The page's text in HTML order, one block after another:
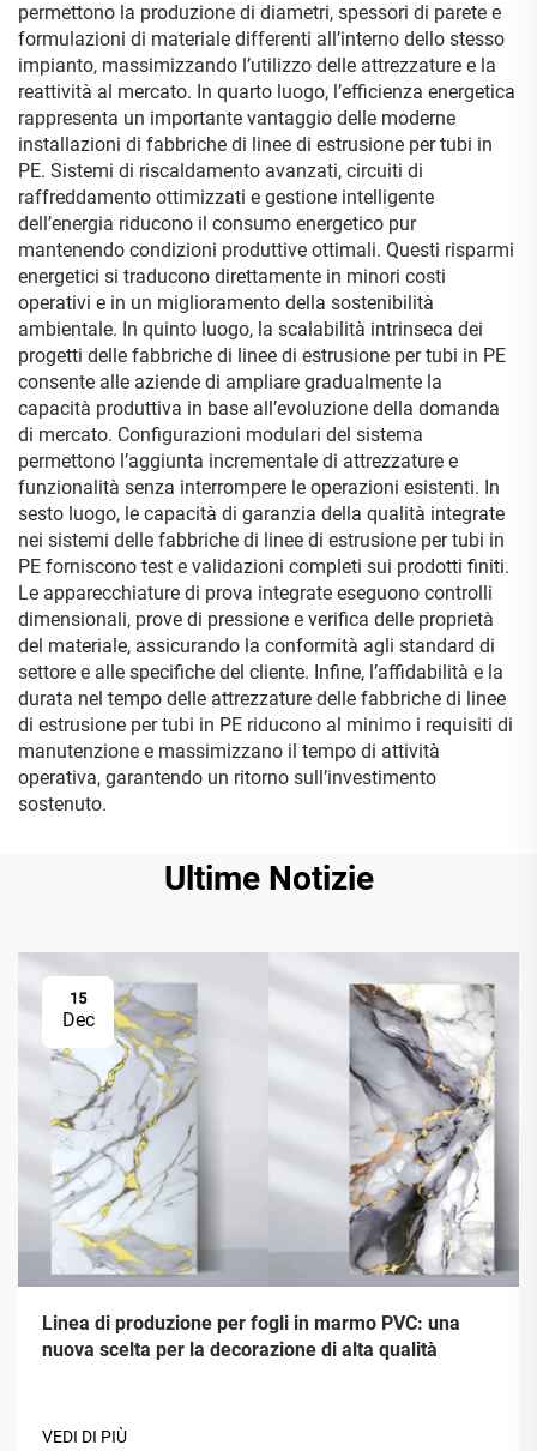
permettono la produzione di diametri, spessori di parete e
formulazioni di materiale differenti all’interno dello stesso
impianto, massimizzando l’utilizzo delle attrezzature e la
reattività al mercato. In quarto luogo, l’efficienza energetica
rappresenta un importante vantaggio delle moderne
installazioni di fabbriche di linee di estrusione per tubi in
PE. Sistemi di riscaldamento avanzati, circuiti di
raffreddamento ottimizzati e gestione intelligente
dell’energia riducono il consumo energetico pur
mantenendo condizioni produttive ottimali. Questi risparmi
energetici si traducono direttamente in minori costi
operativi e in un miglioramento della sostenibilità
ambientale. In quinto luogo, la scalabilità intrinseca dei
progetti delle fabbriche di linee di estrusione per tubi in PE
consente alle aziende di ampliare gradualmente la
capacità produttiva in base all’evoluzione della domanda
di mercato. Configurazioni modulari del sistema
permettono l’aggiunta incrementale di attrezzature e
funzionalità senza interrompere le operazioni esistenti. In
sesto luogo, le capacità di garanzia della qualità integrate
nei sistemi delle fabbriche di linee di estrusione per tubi in
PE forniscono test e validazioni completi sui prodotti finiti.
Le apparecchiature di prova integrate eseguono controlli
dimensionali, prove di pressione e verifica delle proprietà
del materiale, assicurando la conformità agli standard di
settore e alle specifiche del cliente. Infine, l’affidabilità e la
durata nel tempo delle attrezzature delle fabbriche di linee
di estrusione per tubi in PE riducono al minimo i requisiti di
manutenzione e massimizzano il tempo di attività
operativa, garantendo un ritorno sull’investimento
sostenuto.
Ultime Notizie
15
Dec
Linea di produzione per fogli in marmo PVC: una
nuova scelta per la decorazione di alta qualità
VEDI DI PIÙ